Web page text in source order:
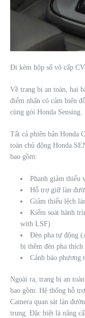
Đi kèm hộp số vô cấp
Về trang bị an toàn, hai
điểm nhấn có cảm biến
cùng gói Honda Sensing.
Tất cả phiên bản Honda
toàn chủ động Honda
bao gồm:
Phanh giảm thiểu
Hỗ trợ giữ làn
Giảm thiểu lệch
Kiểm soát hành
with LSF)
Đèn pha tự động
bị thêm đèn pha
Cảnh báo
Ngoài ra, trang bị an
bao gồm: Hệ thống hỗ
Camera quan sát làn
trung. Đặc biệt là nâng